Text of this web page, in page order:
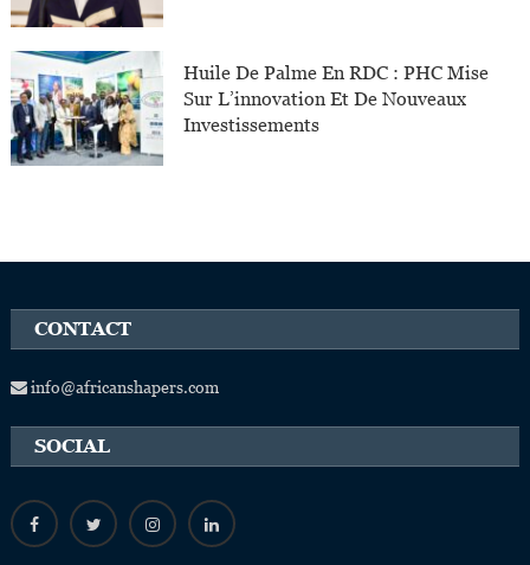
Huile De Palme En RDC : PHC Mise
Sur L’innovation Et De Nouveaux
Investissements
CONTACT
info@africanshapers.com
SOCIAL